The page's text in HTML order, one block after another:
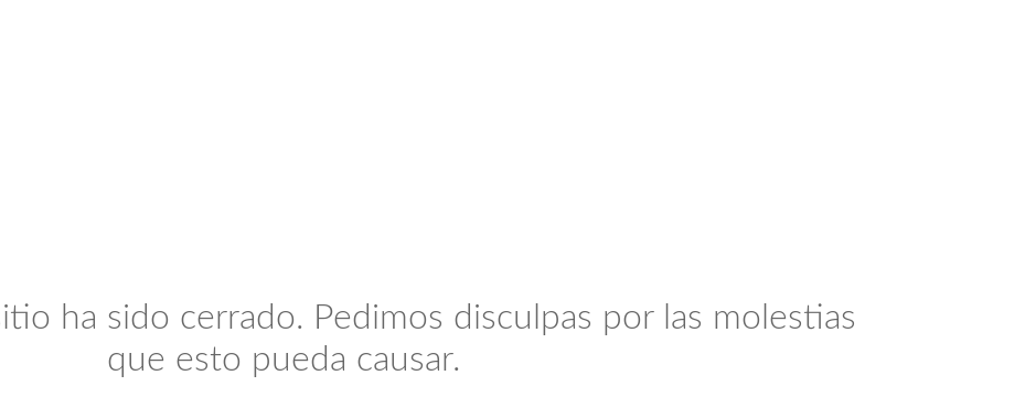
ha sido cerrado. Pedimos disculpas por las molestias
que esto pueda causar.